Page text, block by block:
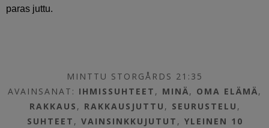
paras juttu.
MINTTU STORGÅRDS 21:35
AVAINSANAT: IHMISSUHTEET , MINÄ, OMA ELÄMÄ,
RAKKAUS , RAKKAUSJUTTU , SEURUSTELU ,
SUHTEET , VAINSINKKUJUTUT , YLEINEN 10